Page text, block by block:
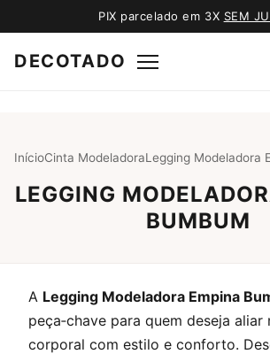
PIX parcelado em 3X SEM
DECOTADO
InícioCinta ModeladoraLegging Modeladora
LEGGING
BUMBUM
A Legging Modeladora Empina
peça‑chave para quem deseja aliar
corporal com estilo e conforto.